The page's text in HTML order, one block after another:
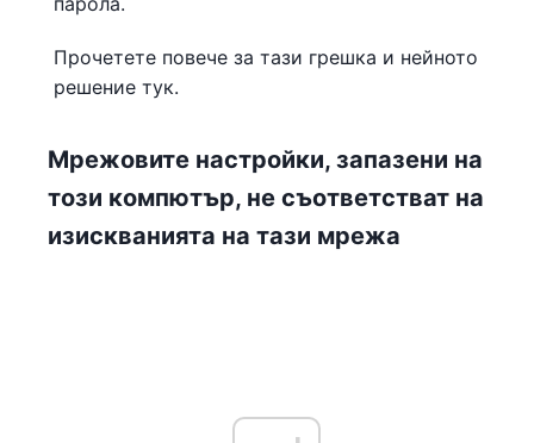
Прочетете повече за тази грешка и нейното
решение тук.
Мрежовите настройки, запазени на
този компютър, не съответстват на
изискванията на тази мрежа